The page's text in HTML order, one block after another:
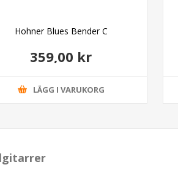
Hohner Blues Bender C
359,00 kr
LÄGG I VARUKORG